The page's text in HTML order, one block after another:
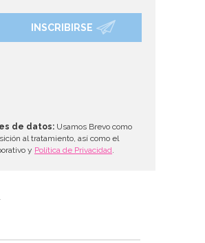
INSCRIBIRSE
de datos: Usamos Brevo como
al tratamiento, así como el
y Política de Privacidad